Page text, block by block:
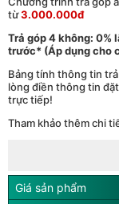
từ3.000.000đ
Trả góp 4 không: 0%
trước* (Áp dụng cho
Bảng tính thông tin
lòng điền thông tin
trực tiếp!
Tham khảo thêm chi
Giá sản phẩm